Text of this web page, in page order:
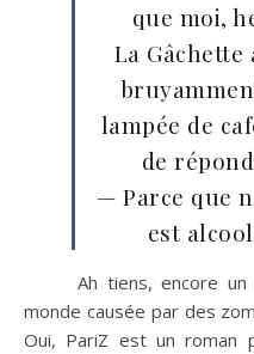
que moi,
La Gâchette
lampée de
de
— Parce que
est
Ah tiens, encore
monde causée par des
Oui, PariZ est un roman